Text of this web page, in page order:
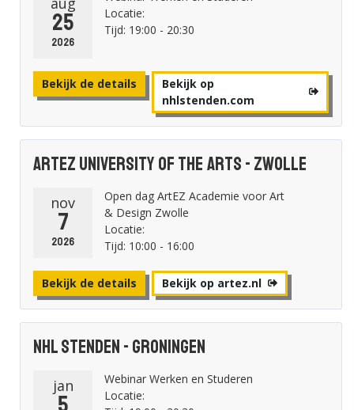
25
2026
Locatie:
Tijd: 19:00 - 20:30
Bekijk de details
Bekijk op
nhlstenden.com
ArtEZ University of the Arts - Zwolle
nov
7
2026
Open dag ArtEZ Academie voor Art
& Design Zwolle
Locatie:
Tijd: 10:00 - 16:00
Bekijk de details Bekijk op artez.nl
NHL Stenden - Groningen
jan
Webinar Werken en Studeren
Locatie: